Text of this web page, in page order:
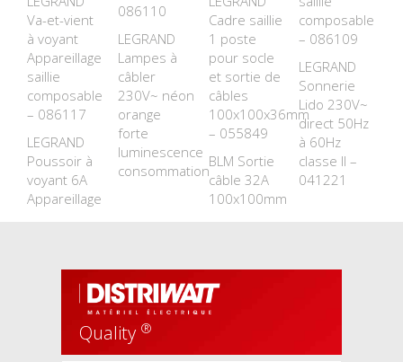
Va-et-vient
à voyant
Appareillage
saillie
composable
– 086117
LEGRAND
Poussoir à
voyant 6A
Appareillage
086110
LEGRAND
Lampes à
câbler
230V~ néon
orange
forte
luminescence
consommation
Cadre saillie
1 poste
pour socle
et sortie de
câbles
100x100x36mm
– 055849
BLM Sortie
câble 32A
100x100mm
composable
– 086109
LEGRAND
Sonnerie
Lido 230V~
direct 50Hz
à 60Hz
classe II –
041221
Quality ®